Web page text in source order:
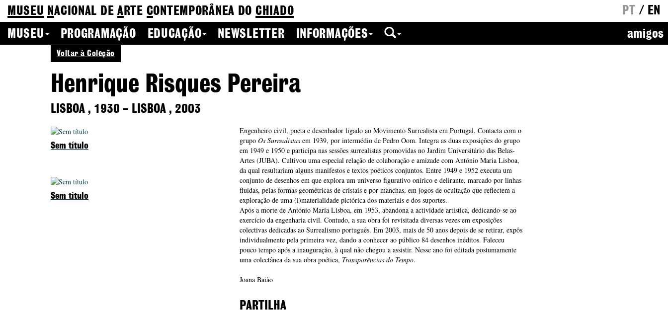
MUSEU NACIONAL DEA RTE CONTEMPORÂNEA DO CHIADO PT / EN
MUSEU
PROGRAMAÇÃO EDUCAÇÃO NEWSLETTER INFORMAÇÕES amigos
Voltar à Coleção
Henrique Risques Pereira
LISBOA , 1930 – LISBOA , 2003
Engenheiro civil, poeta e desenhador ligado ao Movimento Surrealista em Portugal. Contacta com o
grupo Os Surrealistas em 1939, por intermédio de Pedro Oom. Integra as duas exposições do grupo
em 1949 e 1950 e participa nas sessões surrealistas promovidas no Jardim Universitário das Belas-
Artes (JUBA). Cultivou uma especial relação de colaboração e amizade com António Maria Lisboa,
da qual resultariam alguns manifestos e textos poéticos conjuntos. Entre 1949 e 1952 executa um
conjunto de desenhos em que explora um universo figurativo onírico e delirante, marcado por linhas
fluidas, pelas formas geométricas de cristais e por manchas, em jogos de ocultação que reflectem a
exploração de uma (i)materialidade pictórica dos materiais e dos suportes.
Após a morte de António Maria Lisboa, em 1953, abandona a actividade artística, dedicando-se ao
exercício da engenharia civil. Contudo, a sua obra foi revisitada diversas vezes em exposições
colectivas dedicadas ao Surrealismo português. Em 2003, mais de 50 anos depois de se retirar, expôs
individualmente pela primeira vez, dando a conhecer ao público 84 desenhos inéditos. Faleceu
pouco tempo após a inauguração, à qual não chegou a assistir. Nesse ano foi editada postumamente
uma colectânea da sua obra poética, Transparências do Tempo.
Joana Baião
PARTILHA
Sem título
Sem título